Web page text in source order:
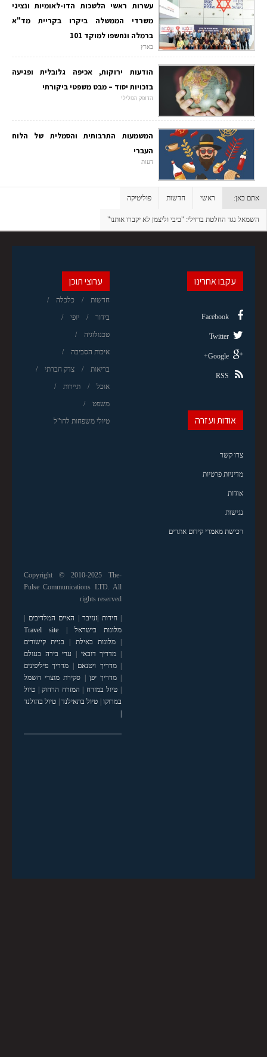
עשרות ראשי הלשכות הדו-לאומיות ונציגי
משרדי הממשלה ביקרו בקריית מד"א
ברמלה ונחשפו למוקד 101
בארץ
הודעות ירוקות, אכיפה גלובלית ופגיעה
בזכויות יסוד – מבט משפטי ביקורתי
הדופק הפלילי
המשמעות התרבותית והסמלית של הלוח
העברי
דעות
אתם כאן: ראשי חדשות פוליטיקה
השמאל נגד החלטת ברזילי: "ביבי וליצמן לא יקברו אותנו"
ערוצי תוכן
חדשות כלכלה
בידור יופי
טכנולוגיה
איכות הסביבה
בריאות צדק חברתי
אוכל תיירות
משפט
טיולי משפחות לחו"ל
עקבו אחרינו
Facebook
Twitter
Google+
RSS
אודות ועזרה
צרו קשר
מדיניות פרטיות
אודות
נגישות
רכישת מאמרי קידום אתרים
Copyright © 2010-2025 The-
Pulse Communications LTD. All
rights reserved
|חידות |זנזיבר | האיים המלדיבים |
מלונות בישראל |
Travel site
|מלונות באילת | בניית קישורים
| מדריך דובאי | ערי בירה בעולם
|מדריך ויטנאם | מדריך פיליפינים
|מדריך יפן | סקירת מוצרי חשמל
| טיול במזרח | המזרח הרחוק| טיול
במרוקו| טיול בתאילנד| טיול בהולנד
|